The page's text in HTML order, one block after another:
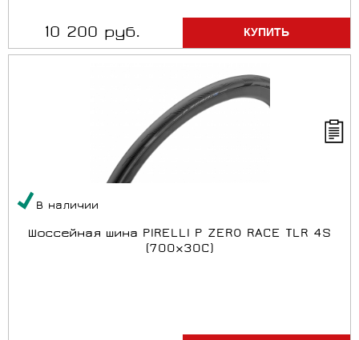
10 200 руб.
В наличии
Шоссейная шина PIRELLI P ZERO RACE TLR 4S
(700x30C)